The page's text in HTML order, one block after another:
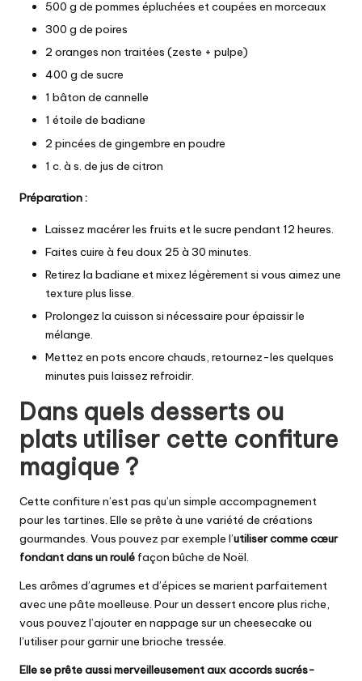
500 g de pommes épluchées et coupées en morceaux
300 g de poires
2 oranges non traitées (zeste + pulpe)
400 g de sucre
1 bâton de cannelle
1 étoile de badiane
2 pincées de gingembre en poudre
1 c. à s. de jus de citron
Préparation :
Laissez macérer les fruits et le sucre pendant 12 heures.
Faites cuire à feu doux 25 à 30 minutes.
Retirez la badiane et mixez légèrement si vous aimez une
texture plus lisse.
Prolongez la cuisson si nécessaire pour épaissir le
mélange.
Mettez en pots encore chauds, retournez-les quelques
minutes puis laissez refroidir.
Dans quels desserts ou
plats utiliser cette confiture
magique ?
Cette confiture n’est pas qu’un simple accompagnement
pour les tartines. Elle se prête à une variété de créations
gourmandes. Vous pouvez par exemple l’utiliser comme cœur
fondant dans un roulé façon bûche de Noël.
Les arômes d’agrumes et d’épices se marient parfaitement
avec une pâte moelleuse. Pour un dessert encore plus riche,
vous pouvez l’ajouter en nappage sur un cheesecake ou
l’utiliser pour garnir une brioche tressée.
Elle se prête aussi merveilleusement aux accords sucrés-